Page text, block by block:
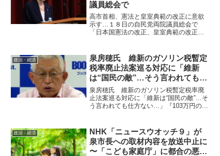
議員総会で
高市首相、憲法と皇室典範の改正に意欲
示す…１８日の自民党両院議員総会で
「日本国憲法の改正、皇室典範の改正、
は１８日昼の党両院議員総会で、憲法と
皇室典範の改正に意欲を表明...
政治・経済
泉房穂氏 維新のガソリン税暫定
税率廃止法案巡る対応に「維新
は“国民の敵”…そう言われても仕
方ない…」
泉房穂氏 維新のガソリン税暫定税率廃
止法案巡る対応に「維新は“国民の敵”…そ
う言われても仕方ない…」『103万円の壁
維新はそう言われても仕方がない 兵庫
県明石市の前市長・...
政治・経済
NHK「ニュースウオッチ９」が
泉市長への取材内容を放送中止に
〜「こども家庭庁」に都合の悪い